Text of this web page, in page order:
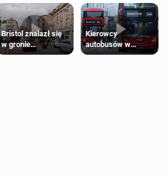
Bristol znalazł się
w gronie
najlepszych
Kierowcy
autobusów w
Londynie